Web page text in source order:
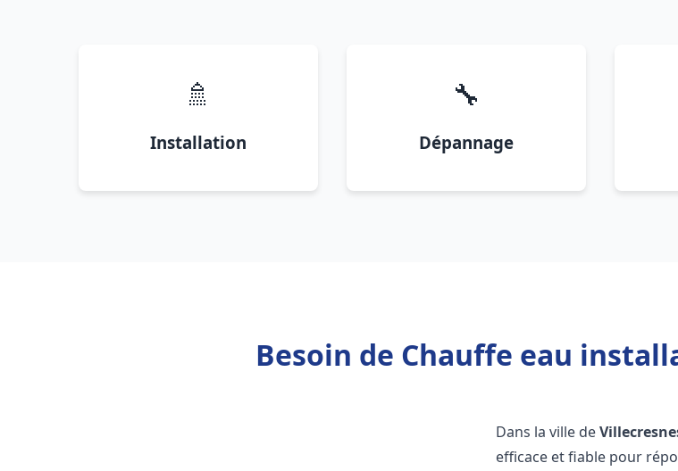
🚿
Installation
🔧
Dépannage
Besoin de Chauffe eau
Dans la ville de
efficace et fiable pour